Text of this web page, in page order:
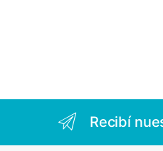
6
5Recibí